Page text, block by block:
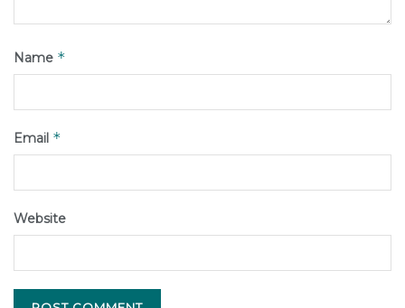
Name *
Email *
Website